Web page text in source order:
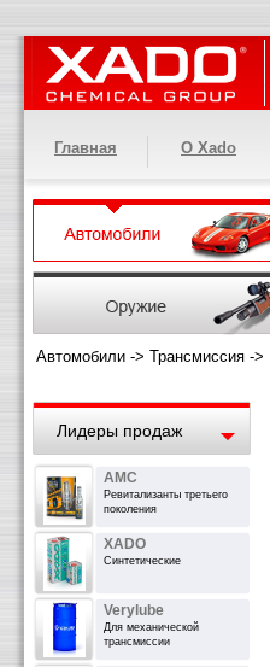
Главная О Xado
Автомобили -> Трансмиссия ->
Лидеры продаж
АМС
Ревитализанты третьего
поколения
XADO
Синтетические
Verylube
Для механической
трансмиссии